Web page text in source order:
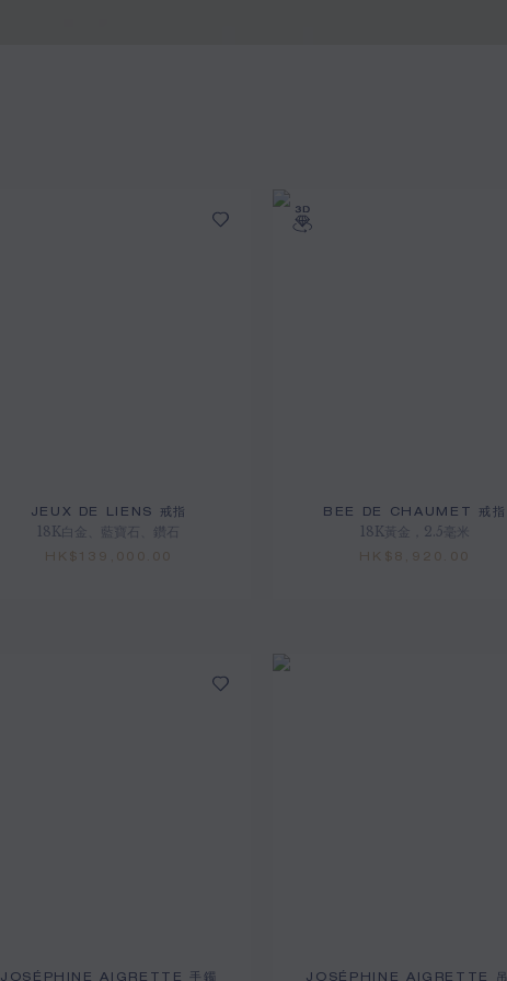
JEUX DE LIENS 戒指
18K白金、藍寶石、鑽石
HK$139,000.00
BEE DE CHAUMET 戒指
18K黃金，2.5毫米
HK$8,920.00
JOSÉPHINE AIGRETTE 手鐲 JOSÉPHINE AIGRETTE